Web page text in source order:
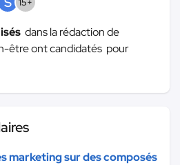
15+
dans la rédaction de
être ont candidatés pour
marketing sur des composés